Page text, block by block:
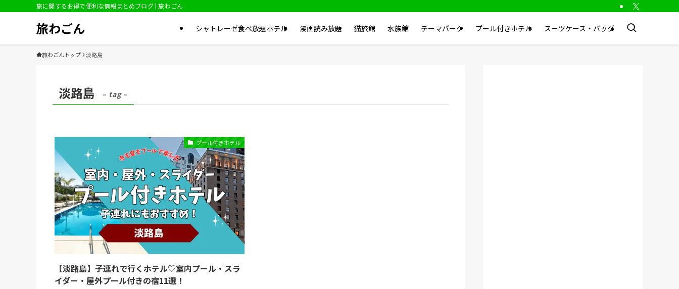
旅に関するお得で便利な情報まとめブログ | 旅わごん
旅わごん シャトレーゼ食べ放題ホテル 漫画読み放題 猫旅館 水族館 テーマパーク プール付きホテル スーツケース・バッグ
旅わごんトップ 淡路島
淡路島 – tag –
プール付きホテル
【淡路島】子連れで行くホテル♡室内プール・スラ
イダー・屋外プール付きの宿11選！